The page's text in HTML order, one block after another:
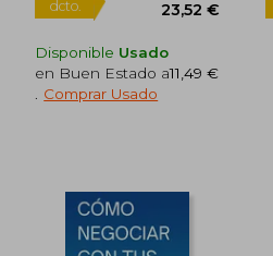
Disponible Usado
en Buen Estado a11,49 €
Comprar Usado